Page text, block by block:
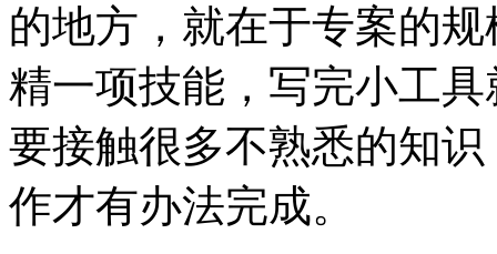
的地方，就在于专案的
精一项技能，写完小工
要接触很多不熟悉的知识
作才有办法完成。